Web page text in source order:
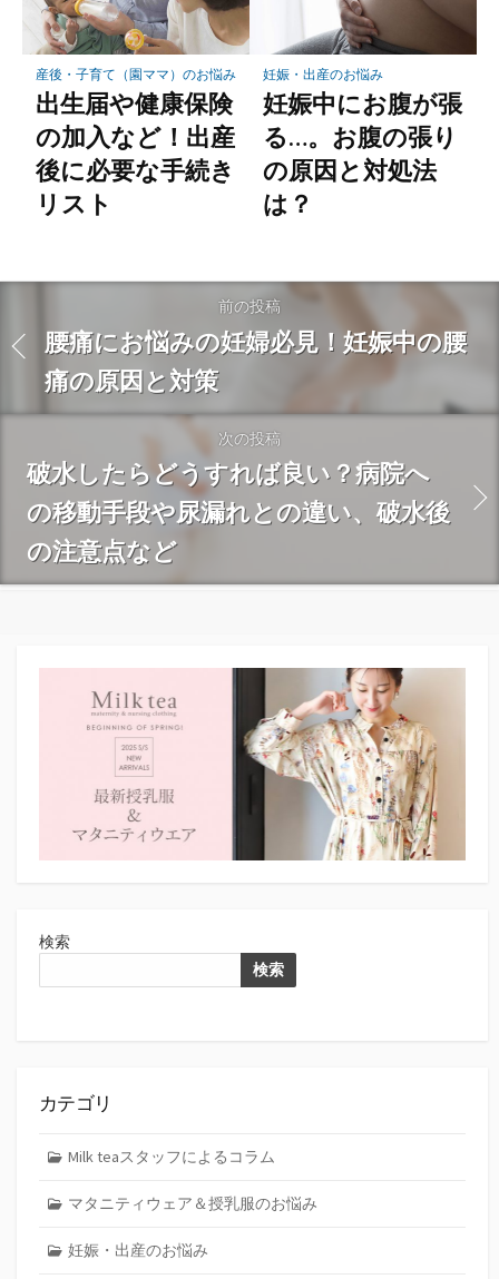
産後・子育て（園ママ）のお悩み
出生届や健康保険
の加入など！出産
後に必要な手続き
リスト
妊娠・出産のお悩み
妊娠中にお腹が張
る…。お腹の張り
の原因と対処法
は？
前の投稿
腰痛にお悩みの妊婦必見！妊娠中の腰
痛の原因と対策
次の投稿
破水したらどうすれば良い？病院へ
の移動手段や尿漏れとの違い、破水後
の注意点など
検索
検索
カテゴリ
Milk teaスタッフによるコラム
マタニティウェア＆授乳服のお悩み
妊娠・出産のお悩み